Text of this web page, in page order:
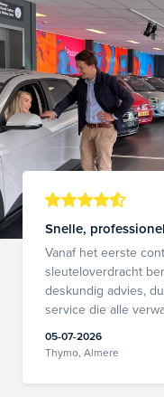
Snelle,
Vanaf het eerste
sleuteloverdracht
deskundig advies,
service die alle
05-07-2026
Thymo, Almere